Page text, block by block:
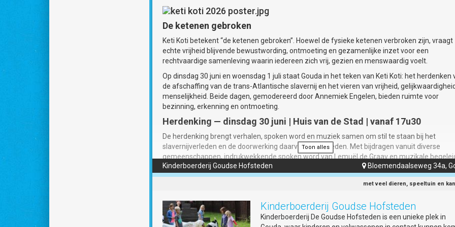
Info:
De ketenen gebroken
Keti Koti betekent “de ketenen gebroken”. Hoewel de fysieke ketenen verbroken zijn, vraagt
echte vrijheid blijvende bewustwording, ontmoeting en gezamenlijke inzet voor een
rechtvaardige samenleving waarin iedereen zich vrij, gezien en menswaardig voelt.
Op dinsdag 30 juni en woensdag 1 juli staat Gouda in het teken van Keti Koti: het herdenken
de afschaffing van de trans-Atlantische slavernij en het vieren van vrijheid,
menselijkheid. Beide dagen, gemodereerd door Annemiek Engelen, bieden ruimte voor
bezinning, erkenning en ontmoeting.
Herdenking — dinsdag 30 juni | Huis van de Stad | vanaf 17u30
De herdenking brengt verhalen, spoken word en muziek samen om stil te staan bij het
slavernijverleden en de doorwerking daarvan in het heden. Met bijdragen vanuit diverse
gemeenschappen, indrukwekkende spoken word van Lemuël de Graav en muzikale
van Black Harmony ontstaat een avond van reflectie en erkenning.
Viering — woensdag 1 juli | De Garenspinnerij | vanaf 16u30
ontstonden en welke invloed zij nog altijd hebben op onze samenleving. Het programma
een gezamenlijke maaltijd, muziek, film, dans en spoken word en eert de kracht, strijd en
Toon alles
Kinderboerderij Goudse Hofsteden Bloemendaalseweg 34a,
met veel dieren, speeltuin en
Kinderboerderij Goudse Hofsteden
Kinderboerderij De Goudse Hofsteden is een unieke plek in